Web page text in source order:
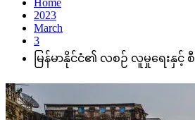
Home
2023
March
3
မြန်မာနိုင်ငံ၏ လစဉ် လူမှုရေးနှင့်